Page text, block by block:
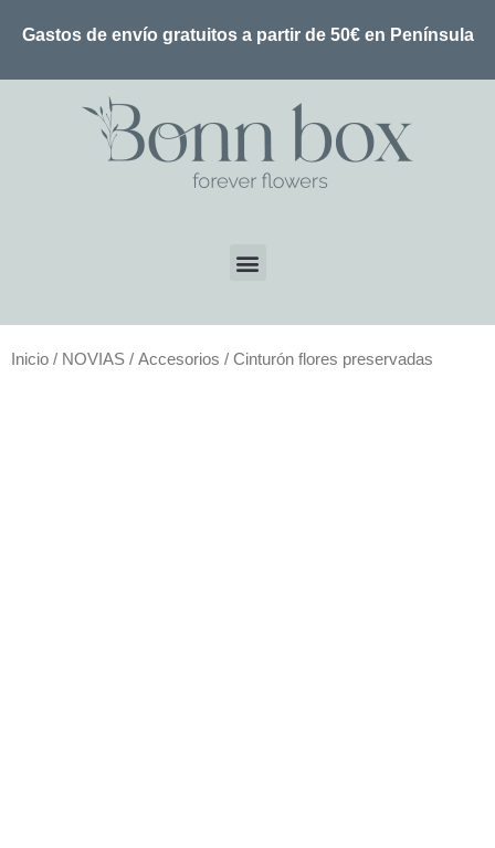
Gastos de envío gratuitos a partir de 50€ en Península
Inicio / NOVIAS / Accesorios / Cinturón flores preservadas